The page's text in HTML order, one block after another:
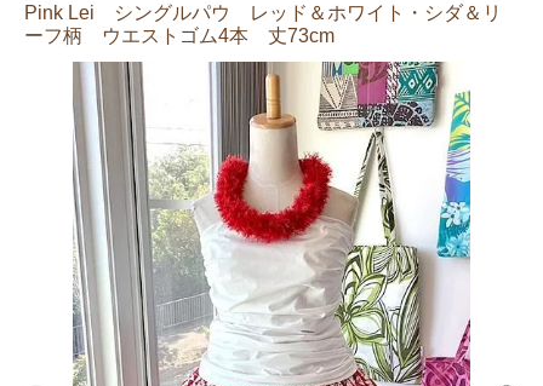
Pink Lei シングルパウ レッド＆ホワイト・シダ＆リ
ーフ柄 ウエストゴム4本 丈73cm